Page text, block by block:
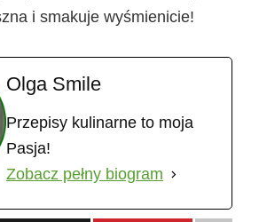
i smakuje wyśmienicie!
Olga Smile
Przepisy kulinarne to moja
Pasja!
Zobacz pełny biogram